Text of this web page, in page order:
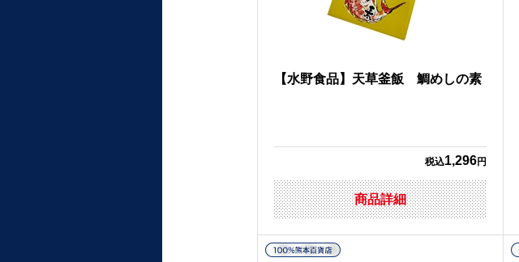
【水野食品】天草釜飯 鯛めしの素
税込1,296円
商品詳細